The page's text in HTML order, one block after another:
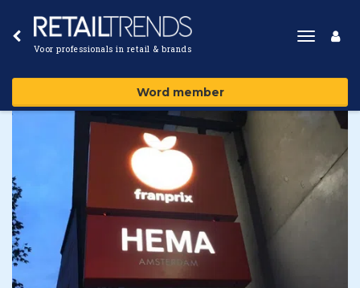
Voor professionals in retail & brands
Toggle
Word member